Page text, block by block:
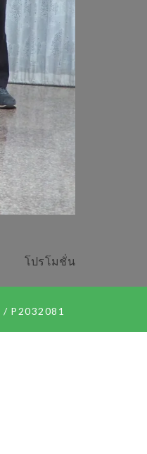
โปรโมชั่น
/ P2032081